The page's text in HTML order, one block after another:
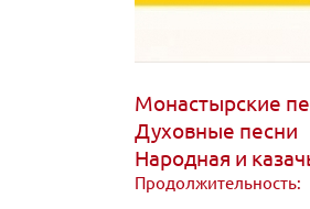
Монастырские
Духовные песни
Народная и
Продолжительность: